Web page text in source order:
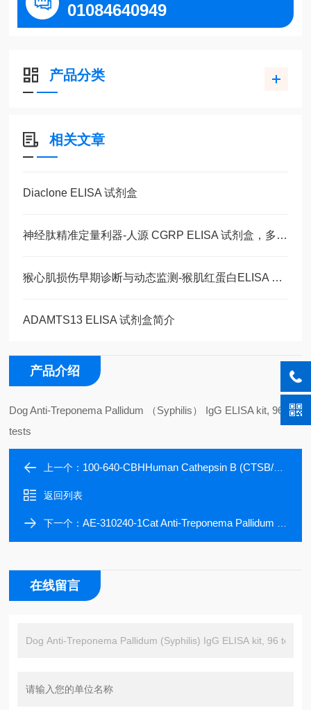
01084640949
产品分类
相关文章
Diaclone ELISA 试剂盒
神经肽精准定量利器-人源 CGRP ELISA 试剂盒，多类型样本直接检测
猴心肌损伤早期诊断与动态监测-猴肌红蛋白ELISA 试剂盒
ADAMTS13 ELISA 试剂盒简介
产品介绍
Dog Anti-Treponema Pallidum （Syphilis） IgG ELISA kit, 96
tests
上一个： 100-640-CBHHuman Cathepsin B (CTSB/CPSB/Catherpsin B1) ELISA Kit, 96 tests, quantitative
返回列表
下一个：AE-310240-1Cat Anti-Treponema Pallidum (Syphilis) IgG ELISA kit, 96 tests
在线留言